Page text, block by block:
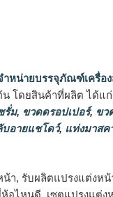
หน่ายบรรจุภัณฑ์เครื่อ
น โดยสินค้าที่ผลิต ได้แ
รั่ม, ขวดดรอปเปอร์, ขว
บอายแชโดว์, แท่งมาสค
, รับผลิตแปรงแต่งหน้
อไหนดี, เซตแปรงแต่